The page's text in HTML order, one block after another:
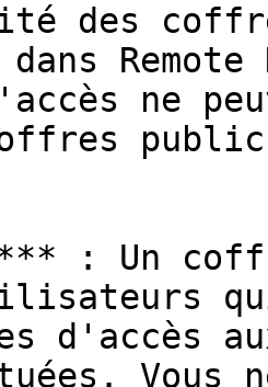
des
ne
: Un
d'accès
Vous